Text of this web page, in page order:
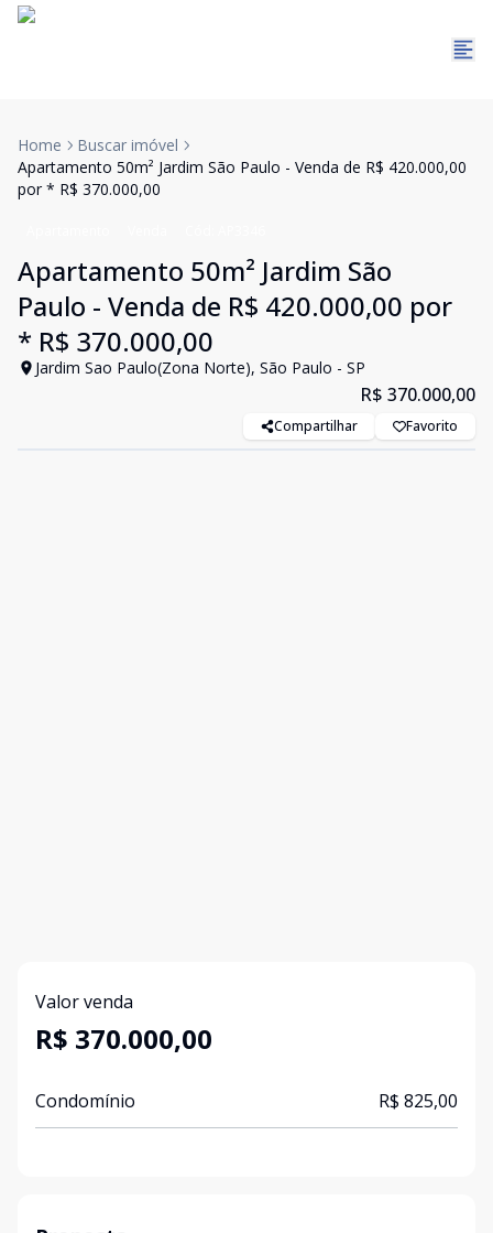
Home
Buscar imóvel
Apartamento 50m² Jardim São Paulo - Venda de R$ 420.000,00
por * R$ 370.000,00
Apartamento 50m² Jardim São
Paulo - Venda de R$ 420.000,00 por
* R$ 370.000,00
Jardim Sao Paulo(Zona Norte), São Paulo - SP
R$ 370.000,00
Compartilhar Favorito
Valor venda
R$ 370.000,00
Condomínio R$ 825,00